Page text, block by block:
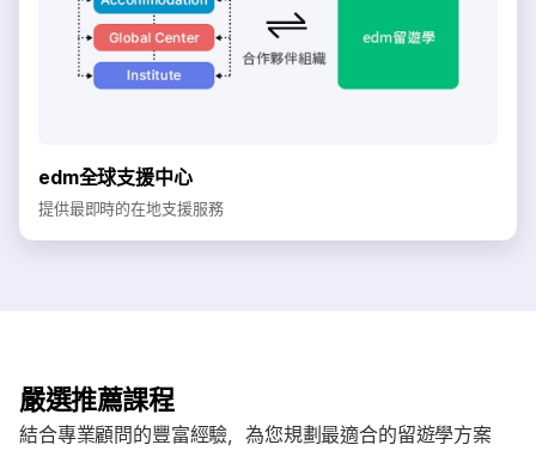
edm全球支援中心
提供最即時的在地支援服務
嚴選推薦課程
結合專業顧問的豐富經驗，為您規劃最適合的留遊學方案